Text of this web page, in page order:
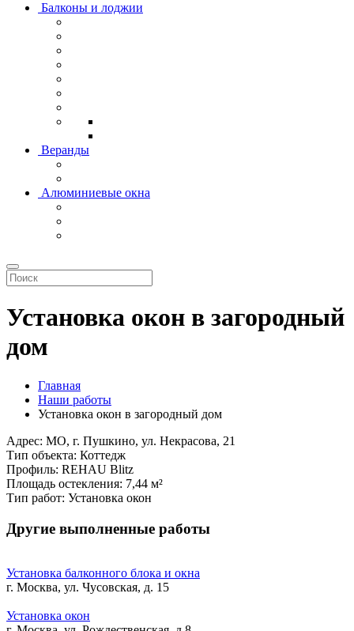
Балконы и лоджии
Веранды
Алюминиевые окна
Установка окон в загородный
дом
Главная
Наши работы
Установка окон в загородный дом
Адрес: МО, г. Пушкино, ул. Некрасова, 21
Тип объекта: Коттедж
Профиль: REHAU Blitz
Площадь остекления: 7,44 м²
Тип работ: Установка окон
Другие выполненные работы
Установка балконного блока и окна
г. Москва, ул. Чусовская, д. 15
Установка окон